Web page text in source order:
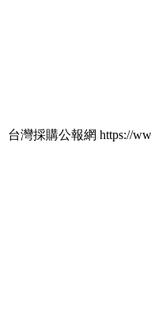
台灣採購公報網 https://